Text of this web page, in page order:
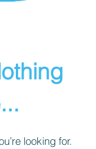
looking for.